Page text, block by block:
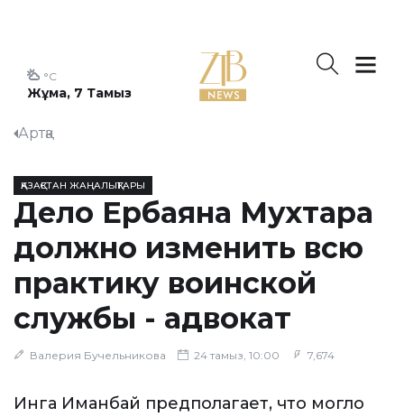
Жұма, 7 Тамыз
°C
Артқа
ҚАЗАҚСТАН ЖАҢАЛЫҚТАРЫ
Дело Ербаяна Мухтара
должно изменить всю
практику воинской
службы - адвокат
Валерия Бучельникова 24 тамыз, 10:00 7,674
Инга Иманбай предполагает, что могло